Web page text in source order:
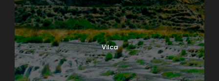
Vilca